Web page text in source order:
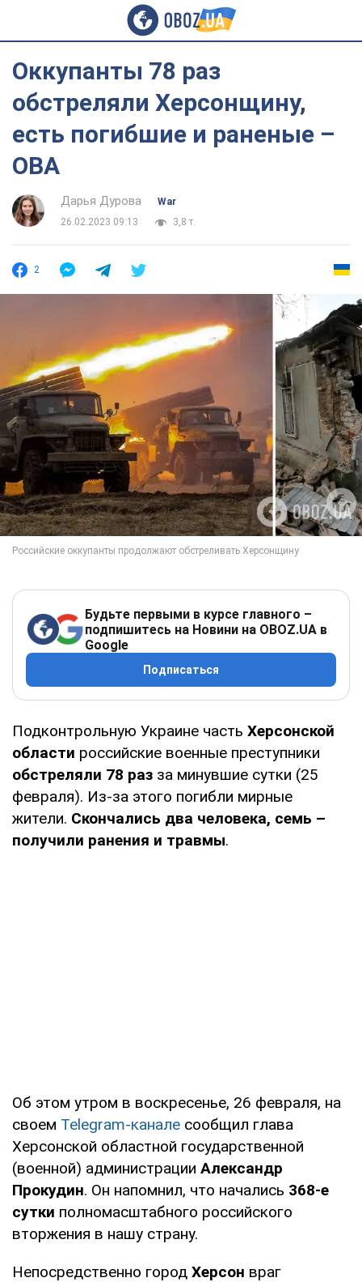
Оккупанты 78 раз
обстреляли Херсонщину,
есть погибшие и раненые –
ОВА
Дарья Дурова
War
26.02.2023 09:13
3,8 т.
2
Будьте первыми в курсе главного –
подпишитесь на Новини на OBOZ.UA в
Google
Подписаться
Подконтрольную Украине часть Херсонской
области российские военные преступники
обстреляли 78 раз за минувшие сутки (25
февраля). Из-за этого погибли мирные
жители. Скончались два человека, семь –
получили ранения и травмы.
Об этом утром в воскресенье, 26 февраля, на
своем Telegram-канале сообщил глава
Херсонской областной государственной
(военной) администрации Александр
Прокудин. Он напомнил, что начались 368-е
сутки полномасштабного российского
вторжения в нашу страну.
Непосредственно город Херсон враг